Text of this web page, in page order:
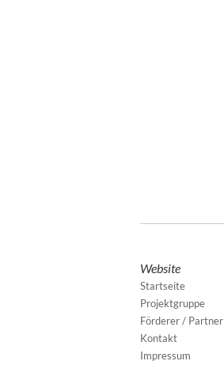
Website
Startseite
Projektgruppe
Förderer / Partner
Kontakt
Impressum